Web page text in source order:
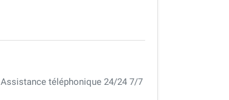
Assistance téléphonique 24/24 7/7